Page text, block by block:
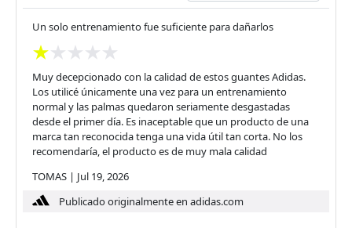
Un solo entrenamiento fue suficiente para dañarlos
Muy decepcionado con la calidad de estos guantes Adidas.
Los utilicé únicamente una vez para un entrenamiento
normal y las palmas quedaron seriamente desgastadas
desde el primer día. Es inaceptable que un producto de una
marca tan reconocida tenga una vida útil tan corta. No los
recomendaría, el producto es de muy mala calidad
TOMAS | Jul 19, 2026
Publicado originalmente en adidas.com